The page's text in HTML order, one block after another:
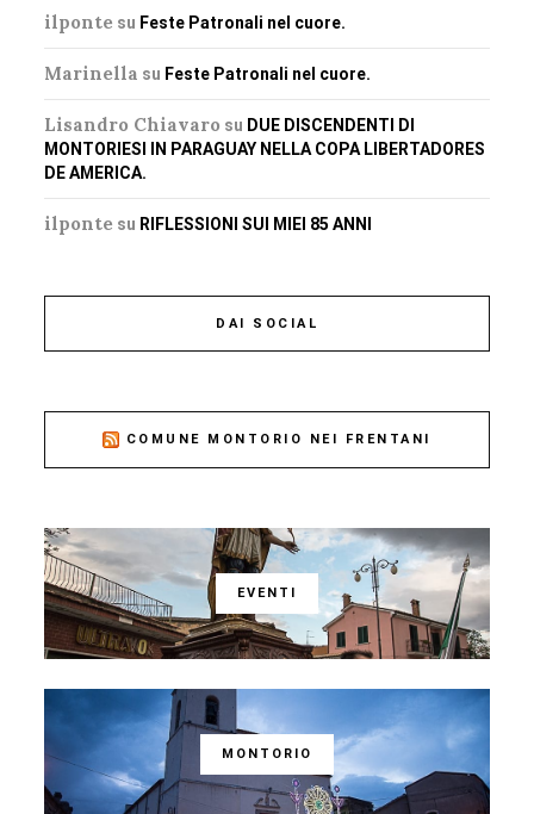
ilponte su Feste Patronali nel cuore.
Marinella su Feste Patronali nel cuore.
Lisandro Chiavaro su DUE DISCENDENTI DI
MONTORIESI IN PARAGUAY NELLA COPA LIBERTADORES
DE AMERICA.
ilponte su RIFLESSIONI SUI MIEI 85 ANNI
DAI SOCIAL
COMUNE MONTORIO NEI FRENTANI
EVENTI
MONTORIO